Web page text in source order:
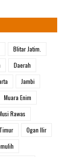
Blitar Jatim.
Daerah
Jambi
Muara Enim
Rawas
Ogan Ilir